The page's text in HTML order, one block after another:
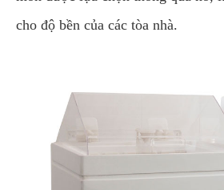
cho độ bền của các tòa nhà.